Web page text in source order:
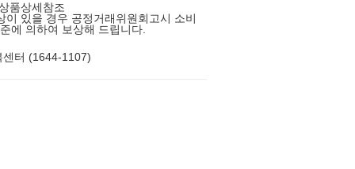
품상세참조
이 있을 경우 공정거래위원회고시 소비
에 의하여 보상해 드립니다.
센터 (1644-1107)